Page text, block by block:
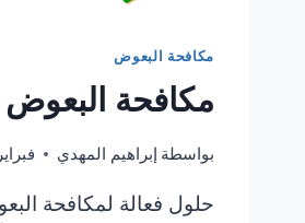
مكافحة البعوض
مكافحة
بواسطة إبراهيم المهدي فبراير 11, 2026
حلول فعالة لمكافحة